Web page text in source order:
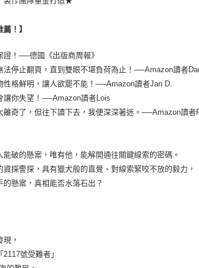
！】
！──德國《出版商周報》
法停止翻頁，直到雙眼不堪負荷為止！──Amazon讀者
性格鮮明，讓人欲罷不能！──Amazon讀者Jan D.
讓你失望！──Amazon讀者Lois
離奇了，但往下讀下去，我便深深著迷。──Amazon讀者
破的懸案，唯有他，能解開通往關鍵線索的密碼。
探警探，具有獵犬般的直覺、對線索緊咬不放的毅力，
懸案，真相能否水落石出？
，
號受難者」